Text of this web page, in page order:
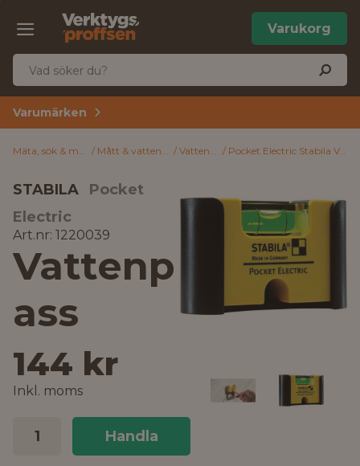
Varukorg
Varumärken
Mäta, sök & märk Mått & vattenpass Vattenpass Pocket Electric Stabila Vattenpass
STABILA
Pocket
Electric
Art.nr: 1220039
Vattenp
ass
144 kr
Inkl. moms
Handla